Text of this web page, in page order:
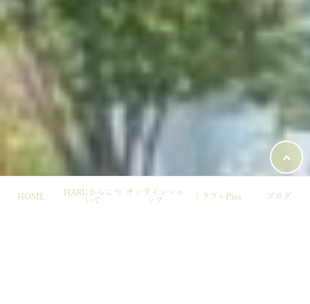
HOME
HARUからにつ
いて
オンラインショ
ップ
ミラブルPlus ブログ